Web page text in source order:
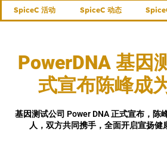
SpiceC 活动 SpiceC 动态
PowerDNA 基因
式宣布陈峰成
基因测试公司 Power DNA 正式宣布，陈
人，双方共同携手，全面开启宣扬健